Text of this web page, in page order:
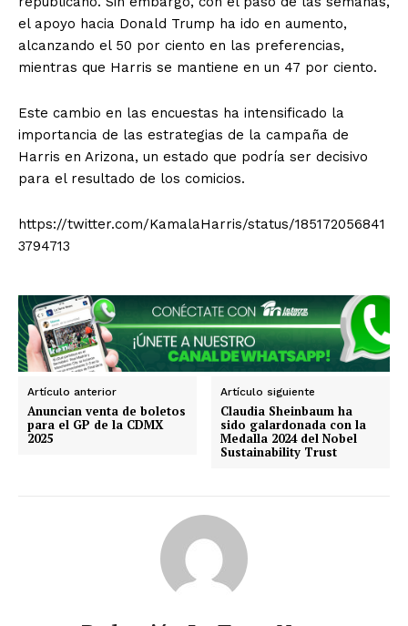
El Suplemento
Baja California
Campeche
Ciudad de México
Estado de México
Guerrero Hidalgo
el apoyo hacia Donald Trump ha ido en aumento,
alcanzando el 50 por ciento en las preferencias,
mientras que Harris se mantiene en un 47 por ciento.
Este cambio en las encuestas ha intensificado la
importancia de las estrategias de la campaña de
Harris en Arizona, un estado que podría ser decisivo
para el resultado de los comicios.
https://twitter.com/KamalaHarris/status/185172056841
3794713
Artículo anterior
Anuncian venta de boletos
para el GP de la CDMX
2025
Artículo siguiente
Claudia Sheinbaum ha
sido galardonada con la
Medalla 2024 del Nobel
Sustainability Trust